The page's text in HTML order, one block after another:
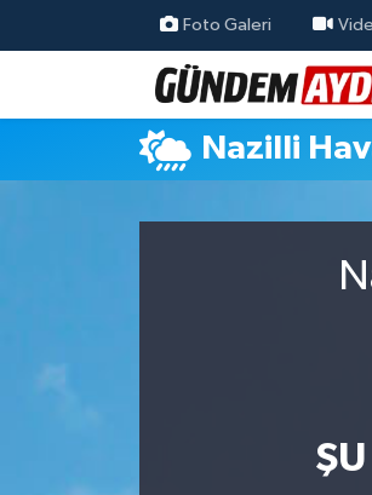
Foto Galeri
Nazilli
Aydın Nöbetçi Eczaneler
Aydın Hava Durumu
Aydın Trafik Yoğunluk Haritası